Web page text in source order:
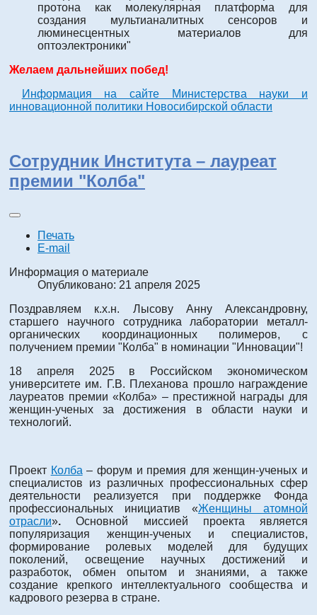
протона как молекулярная платформа для
создания мультианалитных сенсоров и
люминесцентных материалов для
оптоэлектроники"
Желаем дальнейших побед!
Информация на сайте Министерства науки и
инновационной политики Новосибирской области
Сотрудник Института – лауреат
премии "Колба"
Печать
E-mail
Информация о материале
Опубликовано: 21 апреля 2025
Поздравляем к.х.н. Лысову Анну Александровну,
старшего научного сотрудника лаборатории металл-
органических координационных полимеров, с
получением премии "Колба" в номинации "Инновации"!
18 апреля 2025 в Российском экономическом
университете им. Г.В. Плеханова прошло награждение
лауреатов премии «Колба» –престижной награды для
женщин-ученых за достижения в области науки и
технологий.
Проект Колба – форум и премия для женщин-ученых и
специалистов из различных профессиональных сфер
деятельности реализуется при поддержке Фонда
профессиональных инициатив «Женщины атомной
отрасли».Основной миссией проекта является
популяризация женщин-ученых и специалистов,
формирование ролевых моделей для будущих
поколений, освещение научных достижений и
разработок, обмен опытом и знаниями, а также
создание крепкого интеллектуального сообщества и
кадрового резерва в стране.